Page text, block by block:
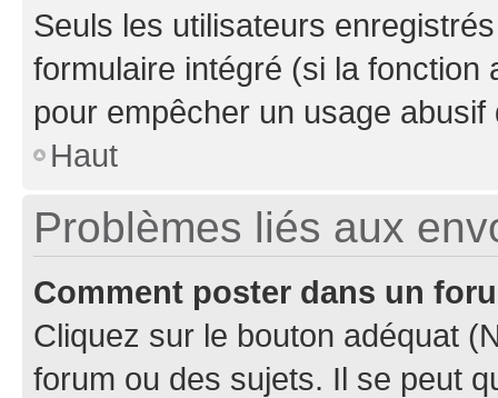
Seuls les utilisateurs
formulaire intégré (si la fonction
pour empêcher un usage
Haut
Problèmes liés aux
Comment poster dans un
Cliquez sur le bouton adéquat
forum ou des sujets. Il se peut